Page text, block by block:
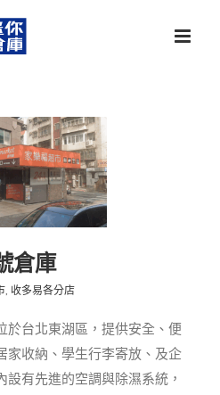
湖二號倉庫
倉庫
, 收多易各分店
於台北東湖區，提供安全、便
家收納、學生行李寄放、及企
有先進的空調與除濕系統，